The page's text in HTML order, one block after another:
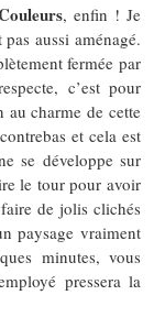
, enfin ! Je
aussi aménagé.
fermée par
c’est pour
au charme de cette
et cela est
se développe sur
le tour pour avoir
de jolis clichés
paysage vraiment
minutes, vous
pressera la